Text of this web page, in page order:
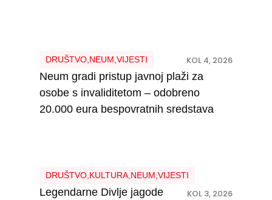
DRUŠTVO, NEUM VIJESTI KOL 4, 2026
Neum gradi pristup javnoj plaži za
osobe s invaliditetom – odobreno
20.000 eura bespovratnih sredstava
DRUŠTVO, KULTURA, NEUM VIJESTI
KOL 3, 2026
Legendarne Divlje jagode